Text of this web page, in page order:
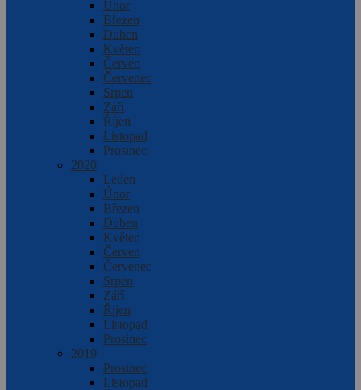
Únor
Březen
Duben
Květen
Červen
Červenec
Srpen
Září
Říjen
Listopad
Prosinec
2020
Leden
Únor
Březen
Duben
Květen
Červen
Červenec
Srpen
Září
Říjen
Listopad
Prosinec
2019
Prosinec
Listopad